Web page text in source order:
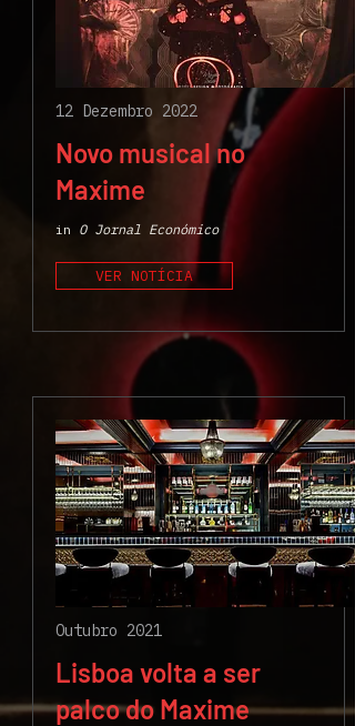
12 Dezembro 2022
Novo musical no
Maxime
in O Jornal Económico
VER NOTÍCIA
Outubro 2021
Lisboa volta a ser
palco do Maxime